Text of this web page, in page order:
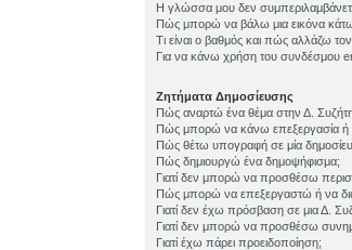
Η γλώσσα μου δεν
Πώς μπορώ να βάλω μια εικόνα
Τι είναι ο βαθμός και πώς αλλάζω
Για να κάνω χρήση του συνδέσμου
Ζητήματα Δημοσίευσης
Πώς αναρτώ ένα θέμα στην Δ.
Πώς μπορώ να κάνω επεξεργασία ή
Πώς θέτω υπογραφή σε μία
Πώς δημιουργώ ένα δημοψήφισμα;
Γιατί δεν μπορώ να προσθέσω
Πώς μπορώ να επεξεργαστώ ή να
Γιατί δεν έχω πρόσβαση σε μια Δ.
Γιατί δεν μπορώ να προσθέσω
Γιατί έχω πάρει προειδοποίηση;